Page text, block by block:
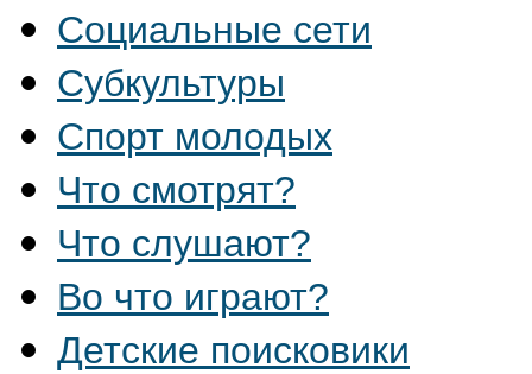
Социальные сети
Субкультуры
Спорт молодых
Что смотрят?
Что слушают?
Во что играют?
Детские поисковики